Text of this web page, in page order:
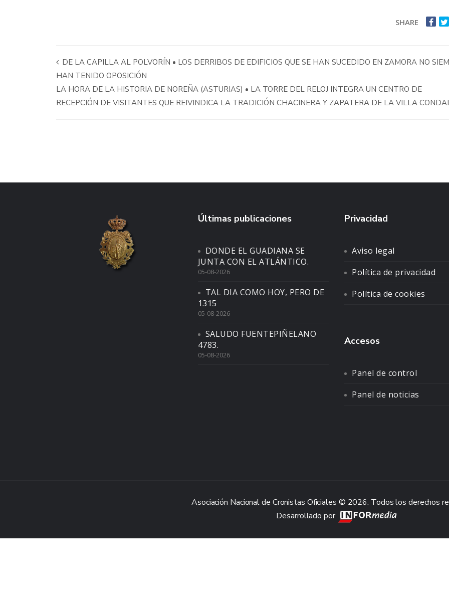
SHARE
DE LA CAPILLA AL POLVORÍN • LOS DERRIBOS DE EDIFICIOS QUE SE HAN SUCEDIDO EN ZAMORA NO
HAN TENIDO OPOSICIÓN
LA HORA DE LA HISTORIA DE NOREÑA (ASTURIAS) • LA TORRE DEL RELOJ INTEGRA UN CENTRO DE
RECEPCIÓN DE VISITANTES QUE REIVINDICA LA TRADICIÓN CHACINERA Y ZAPATERA DE LA VILLA
Últimas publicaciones
DONDE EL GUADIANA SE
JUNTA CON EL ATLÁNTICO.
05-08-2026
TAL DIA COMO HOY, PERO DE
1315
05-08-2026
SALUDO FUENTEPIÑELANO
4783.
05-08-2026
Privacidad
Aviso legal
Política de privacidad
Política de cookies
Accesos
Panel de control
Panel de noticias
Asociación Nacional de Cronistas Oficiales © 2026. Todos los derechos
Desarrollado por